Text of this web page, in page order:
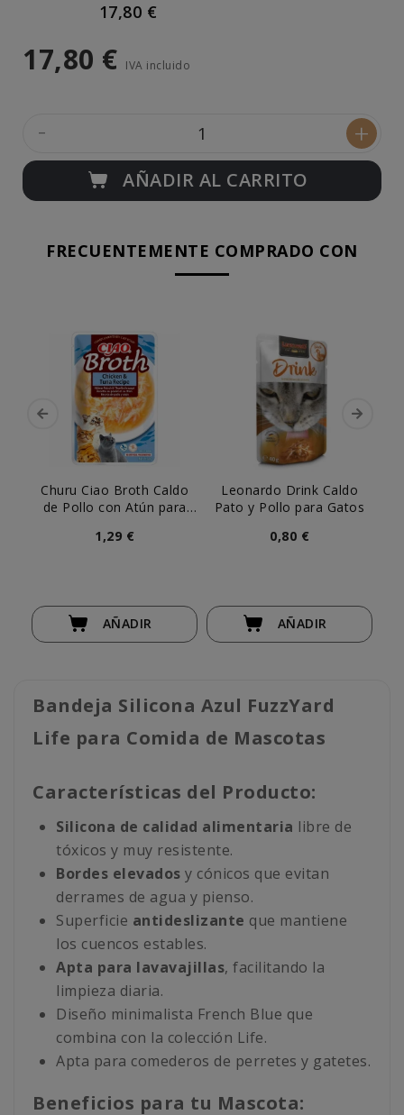
17,80 €
17,80 € IVA incluido
- +
AÑADIR AL CARRITO
FRECUENTEMENTE COMPRADO CON
Churu Ciao Broth Caldo
de Pollo con Atún para
1,29 €
AÑADIR
Leonardo Drink Caldo
Pato y Pollo para Gatos
0,80 €
AÑADIR
Bandeja Silicona Azul FuzzYard
Life para Comida de Mascotas
Características del Producto:
Silicona de calidad alimentaria libre de
tóxicos y muy resistente.
Bordes elevados y cónicos que evitan
derrames de agua y pienso.
Superficie antideslizante que mantiene
los cuencos estables.
Apta para lavavajillas, facilitando la
limpieza diaria.
Diseño minimalista French Blue que
combina con la colección Life.
Apta para comederos de perretes y gatetes.
Beneficios para tu Mascota: